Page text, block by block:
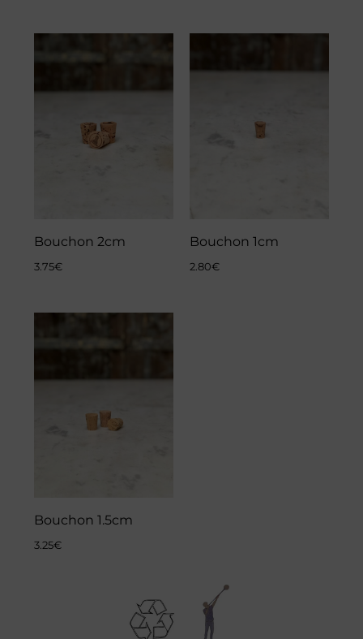
Bouchon 2cm
3.75€
Bouchon 1cm
2.80€
Bouchon 1.5cm
3.25€